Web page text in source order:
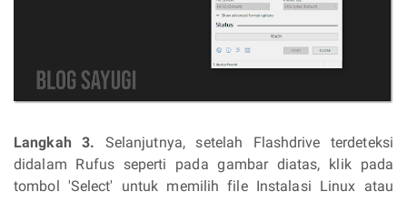
Langkah 3. Selanjutnya, setelah Flashdrive terdeteksi
didalam Rufus seperti pada gambar diatas, klik pada
tombol 'Select' untuk memilih file Instalasi Linux atau